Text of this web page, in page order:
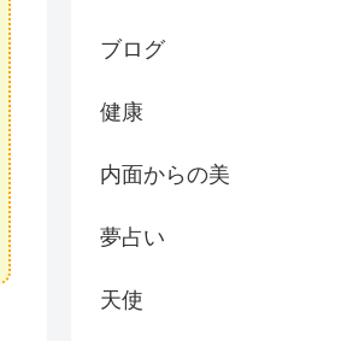
ブログ
健康
内面からの美
夢占い
天使